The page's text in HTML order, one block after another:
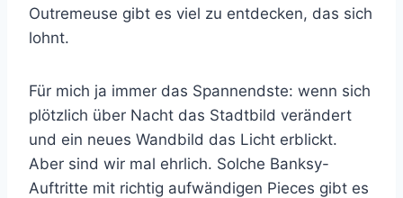
Outremeuse gibt es viel zu entdecken, das sich
lohnt.
Für mich ja immer das Spannendste: wenn sich
plötzlich über Nacht das Stadtbild verändert
und ein neues Wandbild das Licht erblickt.
Aber sind wir mal ehrlich. Solche Banksy-
Auftritte mit richtig aufwändigen Pieces gibt es